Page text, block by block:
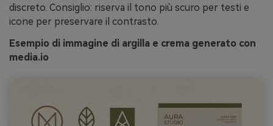
discreto. Consiglio: riserva il tono più scuro per testi e
icone per preservare il contrasto.
Esempio di immagine di argilla e crema generato con
media.io